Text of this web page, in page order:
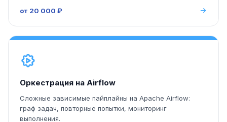
от 20 000 ₽
Оркестрация на Airflow
Сложные зависимые пайплайны на Apache Airflow:
граф задач, повторные попытки, мониторинг
выполнения.